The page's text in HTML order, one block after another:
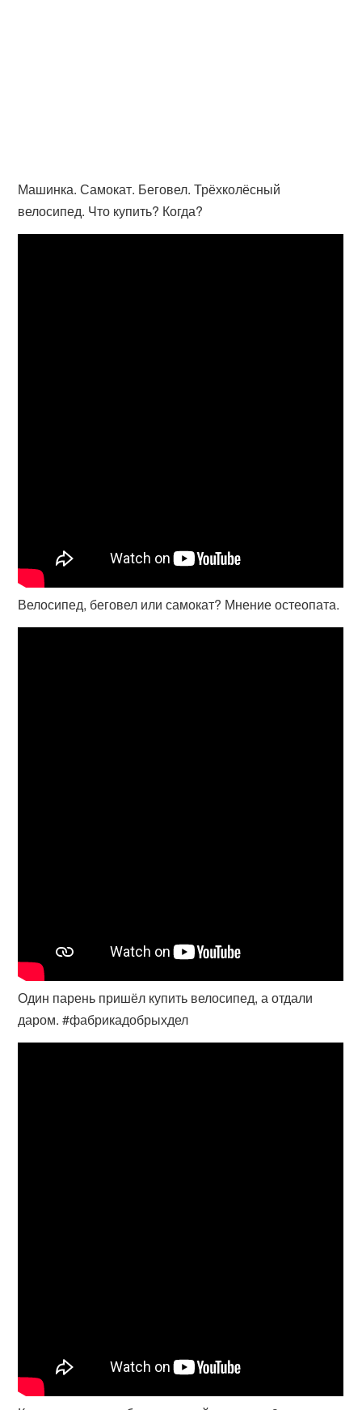
Машинка. Самокат. Беговел. Трёхколёсный
велосипед. Что купить? Когда?
Велосипед, беговел или самокат? Мнение остеопата.
Один парень пришёл купить велосипед, а отдали
даром. #фабрикадобрыхдел